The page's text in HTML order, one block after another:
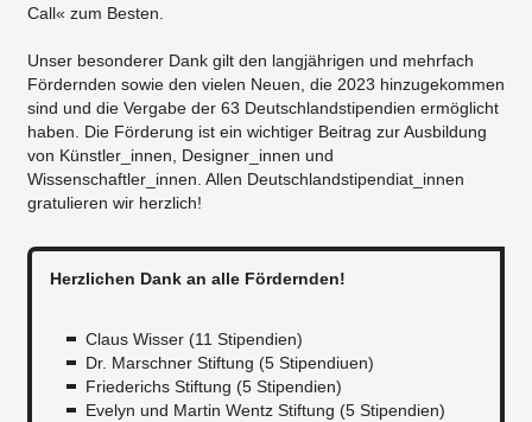
Call« zum Besten.
Unser besonderer Dank gilt den langjährigen und mehrfach
Fördernden sowie den vielen Neuen, die 2023 hinzugekommen
sind und die Vergabe der 63 Deutschlandstipendien ermöglicht
haben. Die Förderung ist ein wichtiger Beitrag zur Ausbildung
von Künstler_innen, Designer_innen und
Wissenschaftler_innen. Allen Deutschlandstipendiat_innen
gratulieren wir herzlich!
Herzlichen Dank an alle Fördernden!
Claus Wisser (11 Stipendien)
Dr. Marschner Stiftung (5 Stipendiuen)
Friederichs Stiftung (5 Stipendien)
Evelyn und Martin Wentz Stiftung (5 Stipendien)